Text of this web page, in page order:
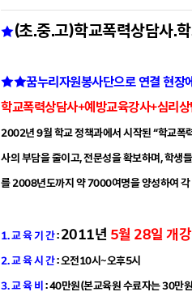
★(초.중.고)학교폭력상담사.
★★꿈누리자원봉사단으로 연결 현장
학교폭력상담사+예방교육강사+심리
2002년 9월 학교 정책과에서 시작된 “학교폭
사의 부담을 줄이고, 전문성을 확보하며, 학생
를 2008년도까지 약 7000여명을 양성하여 각
1. 교 육 기 간:2011년 5월 28일 개강
2. 교 육 시 간: 오전10시~오후5시
3. 교 육 비: 40만원(본교육원 수료자는 30만